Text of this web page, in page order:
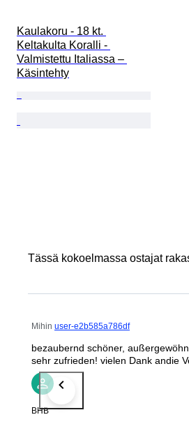
Kaulakoru - 18 kt.
Keltakulta Koralli -
Valmistettu Italiassa –
Käsintehty
Tässä kokoelmassa ostajat
Mihin user-e2b585a786df
bezaubernd schöner,
sehr zufrieden! vielen Dank andie
BHB